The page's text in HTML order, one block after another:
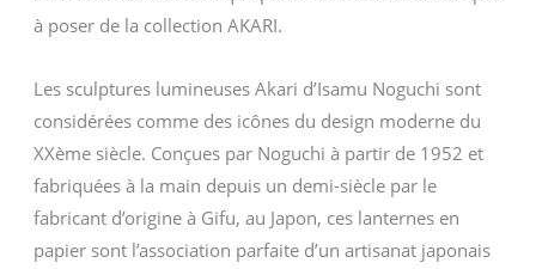
à poser de la collection AKARI.
Les sculptures lumineuses Akari d’Isamu Noguchi sont
considérées comme des icônes du design moderne du
XXème siècle. Conçues par Noguchi à partir de 1952 et
fabriquées à la main depuis un demi-siècle par le
fabricant d’origine à Gifu, au Japon, ces lanternes en
papier sont l’association parfaite d’un artisanat japonais